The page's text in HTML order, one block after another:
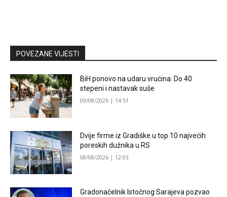
POVEZANE VIJESTI
BiH ponovo na udaru vrućina: Do 40
stepeni i nastavak suše
09/08/2026 | 14:51
Dvije firme iz Gradiške u top 10 najvećih
poreskih dužnika u RS
08/08/2026 | 12:03
Gradonačelnik Istočnog Sarajeva pozvao